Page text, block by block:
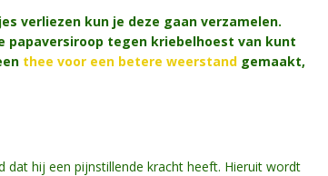
verliezen kun je deze gaan verzamelen.
papaversiroop tegen kriebelhoest van kunt
thee voor een betere weerstand gemaakt,
dat hij een pijnstillende kracht heeft. Hieruit wordt